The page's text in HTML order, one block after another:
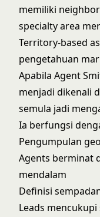
memiliki
specialty area
Territory-based
pengetahuan
Apabila Agent
menjadi dikenali
semula jadi
Ia berfungsi
Pengumpulan
Agents berminat
mendalam
Definisi
Leads